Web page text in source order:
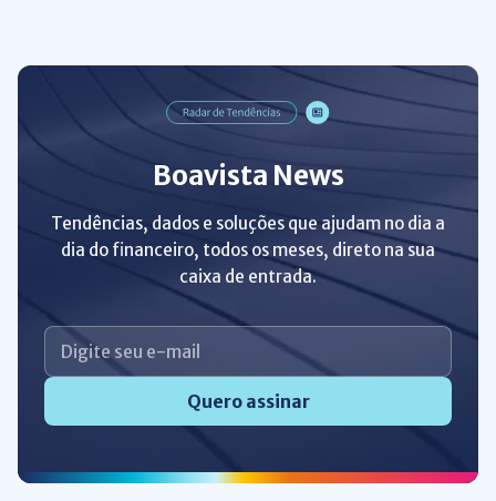
Boavista News
Tendências, dados e soluções que ajudam no dia a
dia do financeiro, todos os meses, direto na sua
caixa de entrada.
Quero assinar